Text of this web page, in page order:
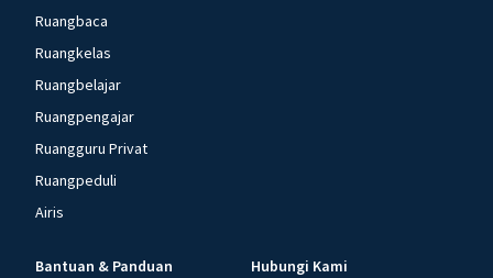
Ruangbaca
Ruangkelas
Ruangbelajar
Ruangpengajar
Ruangguru Privat
Ruangpeduli
Airis
Bantuan & Panduan Hubungi Kami